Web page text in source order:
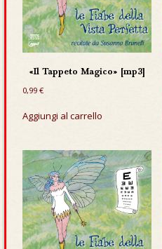
«Il Tappeto Magico» [mp3]
0,99€
Aggiungi al carrello